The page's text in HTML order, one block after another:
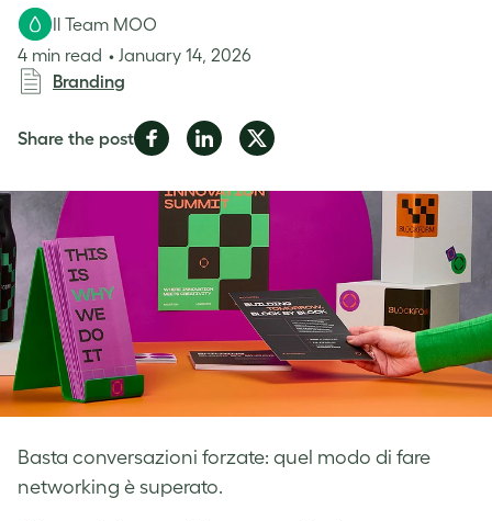
Basta conversazioni forzate: quel modo di fare
networking è superato.
Il Team MOO
4 min read
January 14, 2026
Branding
Share the postShare
Facebook
Share
LinkedIn
Share
Twitter